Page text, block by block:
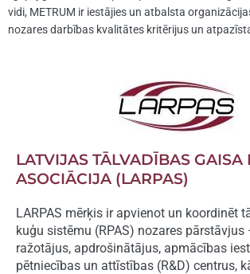
vidi, METRUM ir iestājies un atbalsta
nozares darbības kvalitātes kritērijus un
LATVIJAS TĀLVADĪBAS GAISA
ASOCIĀCIJA (LARPAS)
LARPAS mērķis ir apvienot un koordinēt
kuģu sistēmu (RPAS) nozares pārstāvjus
ražotājus, apdrošinātājus, apmācības
pētniecības un attīstības (R&D) centrus,